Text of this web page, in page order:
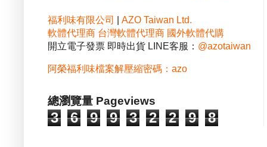
福利味有限公司
AZO Taiwan Ltd.
軟體代理商 台灣軟體代理商 國外軟體代購
開立電子發票 即時出貨 LINE客服： @azotaiwan
阿榮福利味檔案解壓縮密碼：azo
總瀏覽量 Pageviews
3 6 9 9 3 2 2 9 8